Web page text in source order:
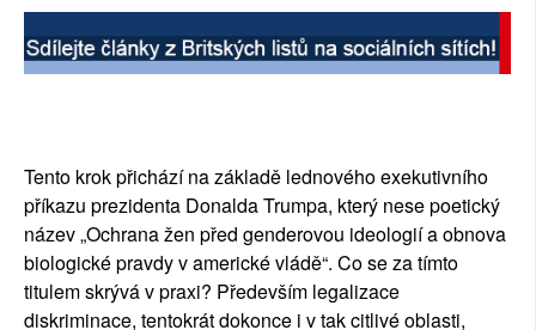
Tento krok přichází na základě lednového exekutivního
příkazu prezidenta Donalda Trumpa, který nese poetický
název „Ochrana žen před genderovou ideologií a obnova
biologické pravdy v americké vládě“. Co se za tímto
titulem skrývá v praxi? Především legalizace
diskriminace, tentokrát dokonce i v tak citlivé oblasti,